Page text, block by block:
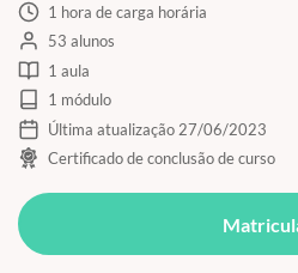
1 hora de carga horária
53 alunos
1 aula
1 módulo
Última atualização 27/06/2023
Certificado de conclusão de curso